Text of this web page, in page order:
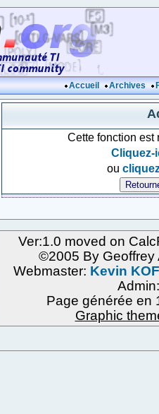
Accueil Archives
Cette fonction est
Cliquez-
ou
Ver:1.0 moved on
©2005 By Geoffrey
Webmaster: Kevin
Page générée en
Graphic